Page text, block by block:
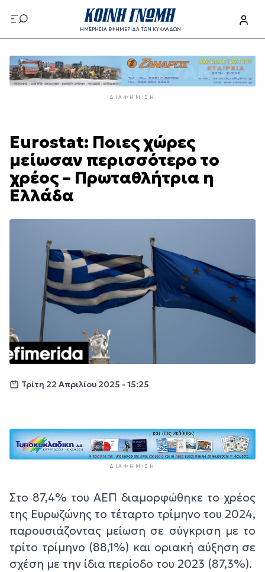
προς
το
περιεχόμενο
ΗΜΕΡΗΣΙΑ ΕΦΗΜΕΡΙΔΑ ΤΩΝ ΚΥΚΛΑΔΩΝ
προς
το
κυρίως
ΔΙΑΦΉΜΙΣΗ
Eurostat: Ποιες χώρες
μείωσαν περισσότερο το
χρέος – Πρωταθλήτρια η
Ελλάδα
Τρίτη 22 Απριλίου 2025 - 15:25
ΔΙΑΦΉΜΙΣΗ
Στο 87,4% του ΑΕΠ διαμορφώθηκε το χρέος
της Ευρωζώνης το τέταρτο τρίμηνο του 2024,
παρουσιάζοντας μείωση σε σύγκριση με το
τρίτο τρίμηνο (88,1%) και οριακή αύξηση σε
σχέση με την ίδια περίοδο του 2023 (87,3%).